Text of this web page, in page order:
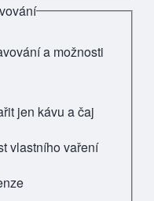
a možnosti
jen kávu a čaj
vlastního vaření